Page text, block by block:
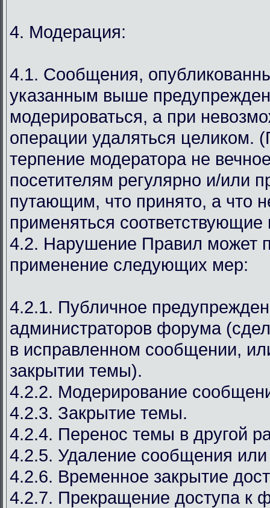
4. Модерация:
4.1. Сообщения,
указанным выше
модерироваться, а при
операции удаляться целиком.
терпение модератора не
посетителям регулярно и/или
путающим, что принято, а что
применяться
4.2. Нарушение Правил может
применение следующих мер:
4.2.1. Публичное
администраторов форума
в исправленном сообщении,
закрытии темы).
4.2.2. Модерирование
4.2.3. Закрытие темы.
4.2.4. Перенос темы в другой
4.2.5. Удаление сообщения
4.2.6. Временное закрытие
4.2.7. Прекращение доступа к